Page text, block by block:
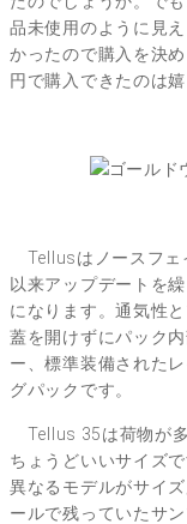
品未使用のように見
かったので購入を決
円で購入できたのは嬉
Tellusはノースフェ
以来アップデートを
になります。通気性
蓋を開けずにパック
ー、標準装備された
グパックです。
Tellus 35は荷物が
ちょうどいいサイズ
異なるモデルがサイ
ールで残っていたサ